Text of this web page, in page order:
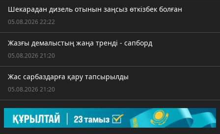
Шекарадан дизель отынын заңсыз өткізбек болған
05.08.2026 22:22
Жазғы демалыстың жаңа тренді - сапборд
05.08.2026 21:20
Жас сарбаздарға қару тапсырылды
05.08.2026 21:20